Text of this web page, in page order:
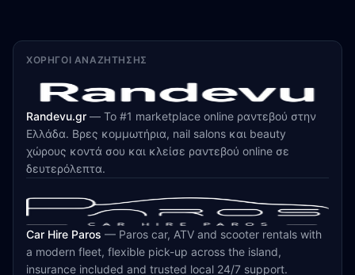
ΧΟΡΗΓΟΊ ΑΝΑΖΉΤΗΣΗΣ
Randevu.gr — Το #1 marketplace online ραντεβού στην
Ελλάδα. Βρες κομμωτήρια, nail salons και beauty
χώρους κοντά σου και κλείσε ραντεβού online σε
δευτερόλεπτα.
Car Hire Paros — Paros car, ATV and scooter rentals with
a modern fleet, flexible pick-up across the island,
insurance included and trusted local 24/7 support.